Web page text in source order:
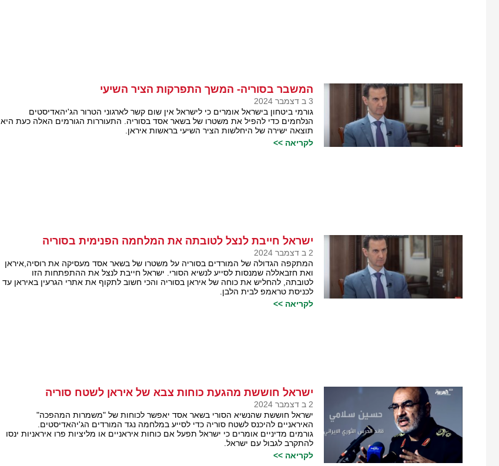
המשבר בסוריה- המשך התפרקות הציר השיעי
3 ב דצמבר 2024
גורמי ביטחון בישראל אומרים כי לישראל אין שום קשר לארגוני הטרור הג'יהאדיסטים
הנלחמים כדי להפיל את משטרו של בשאר אסד בסוריה. התעוררות הגורמים האלה כעת היא
תוצאה ישירה של היחלשות הציר השיעי בראשות איראן.
לקריאה >>
ישראל חייבת לנצל לטובתה את המלחמה הפנימית בסוריה
2 ב דצמבר 2024
המתקפה הגדולה של המורדים בסוריה על משטרו של בשאר אסד מעסיקה את רוסיה,איראן
ואת חזבאללה שמנסות לסייע לנשיא הסורי. ישראל חייבת לנצל את ההתפתחות הזו
לטובתה, להחליש את כוחה של איראן בסוריה והכי חשוב לתקוף את אתרי הגרעין באיראן עד
לכניסת טראמפ לבית הלבן.
לקריאה >>
ישראל חוששת מהגעת כוחות צבא של איראן לשטח סוריה
2 ב דצמבר 2024
ישראל חוששת שהנשיא הסורי בשאר אסד יאפשר לכוחות של "משמרות המהפכה"
האיראניים להיכנס לשטח סוריה כדי לסייע במלחמה נגד המורדים הג'יהאדיסטים.
גורמים מדיניים אומרים כי ישראל תפעל אם כוחות איראניים או מליציות פרו איראניות ינסו
להתקרב לגבול עם ישראל.
לקריאה >>